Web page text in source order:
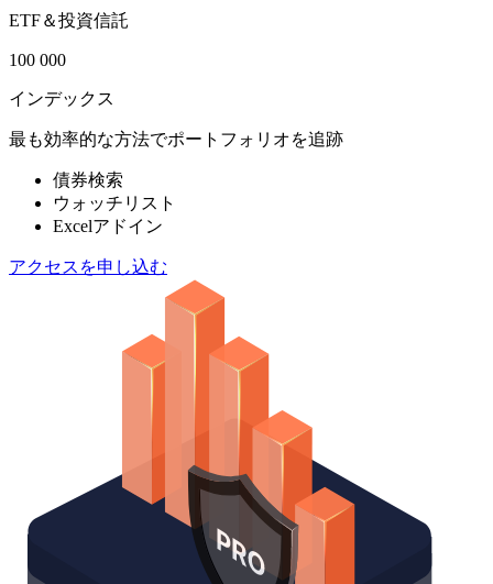
ETF＆投資信託
100 000
インデックス
最も効率的な方法でポートフォリオを追跡
債券検索
ウォッチリスト
Excelアドイン
アクセスを申し込む